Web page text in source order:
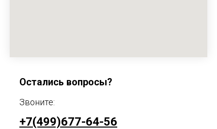
Остались вопросы?
Звоните:
+7(499)677-64-56